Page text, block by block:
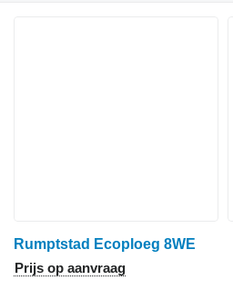
Rumptstad Ecoploeg 8WE
Prijs op aanvraag